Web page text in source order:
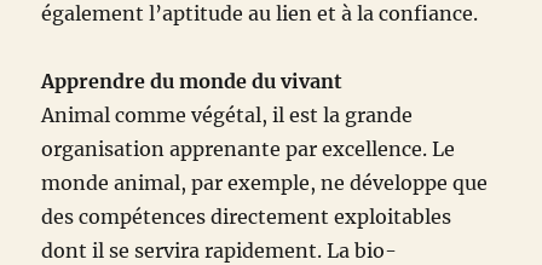
également l’aptitude au lien et à la confiance.
Apprendre du monde du vivant
Animal comme végétal, il est la grande
organisation apprenante par excellence. Le
monde animal, par exemple, ne développe que
des compétences directement exploitables
dont il se servira rapidement. La bio-